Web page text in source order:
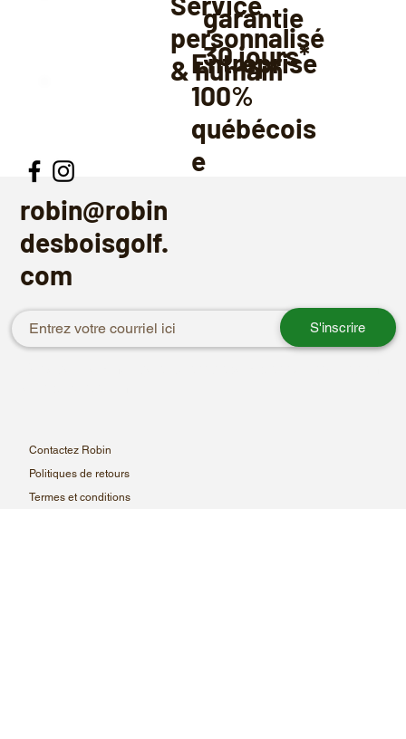
Entreprise
100%
québécois
e
garantie
30jours*
personnalisé
& humain
S'inscrire
Contactez Robin
Politiques de retours
Termes et conditions
robin@robin
desboisgolf.
com